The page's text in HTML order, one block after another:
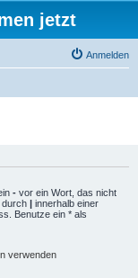
jetzt
Anmelden
- vor ein Wort, das nicht
durch | innerhalb einer
Benutze ein * als
verwenden